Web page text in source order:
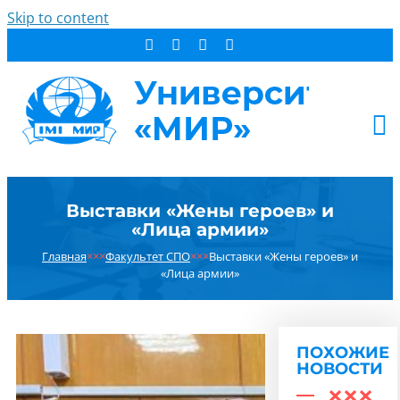
Skip to content
СТУДЕНТУ
НОВОСТИ
РЕЗУЛЬТАТ ПОИСКА:
Выставки «Жены героев» и
«Лица армии»
Главная×××Факультет СПО×××Выставки «Жены героев» и
«Лица армии»
ПОХОЖИЕ
НОВОСТИ